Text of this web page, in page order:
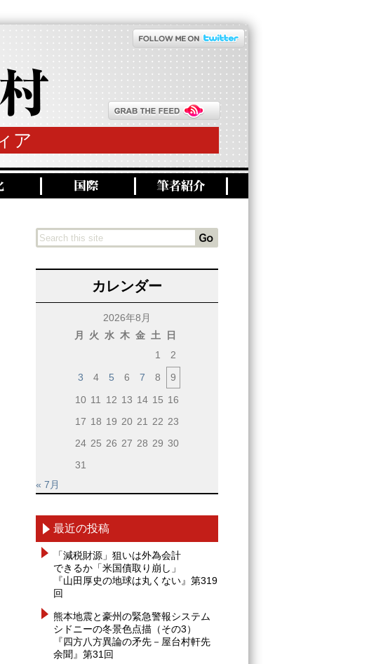
ア
カレンダー
2026年8月
月
火 水 木 金 土
日
1
2
3
4 5 6 7 8
9
10 11 12 13 14 15 16
17 18 19 20 21 22 23
24 25 26 27 28 29 30
31
« 7月
最近の投稿
「減税財源」狙いは外為会計
できるか「米国債取り崩し」
『山田厚史の地球は丸くない』第319
回
熊本地震と豪州の緊急警報システム
シドニーの冬景色点描（その3）
『四方八方異論の矛先－屋台村軒先
余聞』第31回